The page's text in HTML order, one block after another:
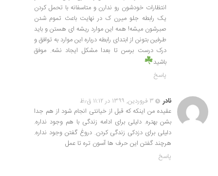
انتظارات خودشون رو ندارن و متاسفانه با تحمل کردن
یک رابطه جلو میرن ک در نهایت باعث تموم شدن
صبرشون میشه! همه این موارد ریشه ای هستن و باید
طرفین بتونن از ابتدای رابطه درباره این موارد به توافق و
درک درست برسن تا بعدا مشکل ایجاد نشه. موفق
باشید
پاسخ
نادر
۳ فروردین, ۱۳۹۹ در ۱۱:۱۲ ق٫ظ
عقیده من اینکه که قبل از خیانتی انجام شود از هم جدا
بشن بهتره. دلیلی برای ادامه زندگی با هم وجود نداره.
دلیلی برای دزدکی زندگی کردن. دروغ گفتن وجود نداره.
هرچند گفتن این حرف ها آسون تره تا عمل
پاسخ